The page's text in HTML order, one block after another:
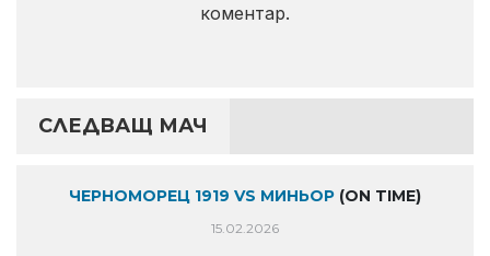
коментар.
СЛЕДВАЩ МАЧ
ЧЕРНОМОРЕЦ 1919 VS МИНЬОР (ON TIME)
15.02.2026